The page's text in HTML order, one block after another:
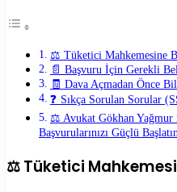
⚖️ Tüketici Mahkemesine
📄 Başvuru İçin Gerekli
🧾 Dava Açmadan Önce
❓ Sıkça Sorulan Sorular
⚖️ Avukat Gökhan Yağmur
Başvurularınızı Güçlü Başlatın
⚖️ Tüketici